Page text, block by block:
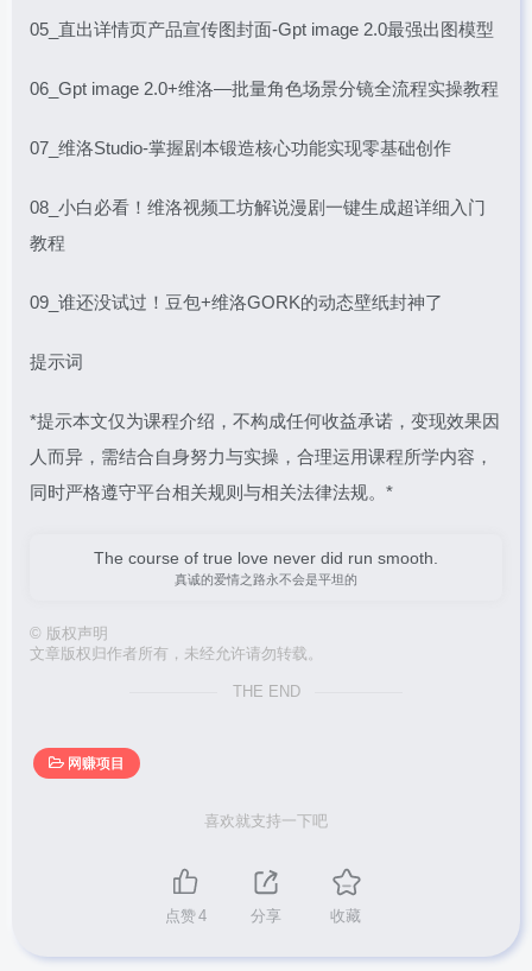
05_直出详情页产品宣传图封面-Gpt image 2.0最强出图模型
06_Gpt image 2.0+维洛—批量角色场景分镜全流程实操教程
07_维洛Studio-掌握剧本锻造核心功能实现零基础创作
08_小白必看！维洛视频工坊解说漫剧一键生成超详细入门
教程
09_谁还没试过！豆包+维洛GORK的动态壁纸封神了
提示词
*提示本文仅为课程介绍，不构成任何收益承诺，变现效果因
人而异，需结合自身努力与实操，合理运用课程所学内容，
同时严格遵守平台相关规则与相关法律法规。*
The course of true love never did run smooth.
真诚的爱情之路永不会是平坦的
© 版权声明
文章版权归作者所有，未经允许请勿转载。
THE END
网赚项目
喜欢就支持一下吧
点赞4 分享 收藏